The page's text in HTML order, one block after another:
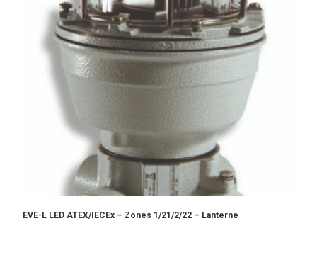
EVE-L LED ATEX/IECEx – Zones 1/21/2/22 – Lanterne